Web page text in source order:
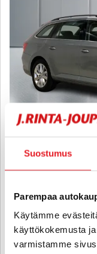
Suostumus
Parempaa
Käytämme
käyttökokemusta
varmistamme
Combi 1,4 TSI PHEV
2020 , Automaatti,
18 900 €
alk. 213 € / kk